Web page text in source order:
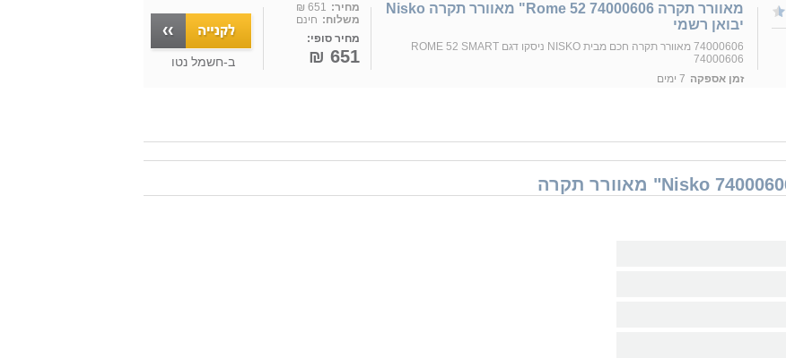
‏מאוורר תקרה 74000606 Rome 52" מאוורר תקרה Nisko
יבואן רשמי
74000606 מאוורר תקרה חכם מבית NISKO ניסקו דגם ROME 52 SMART
74000606
זמן אספקה 7 ימים
מחיר: 651 ₪
משלוח: חינם
מחיר סופי:
651 ₪ ב-חשמל נטו